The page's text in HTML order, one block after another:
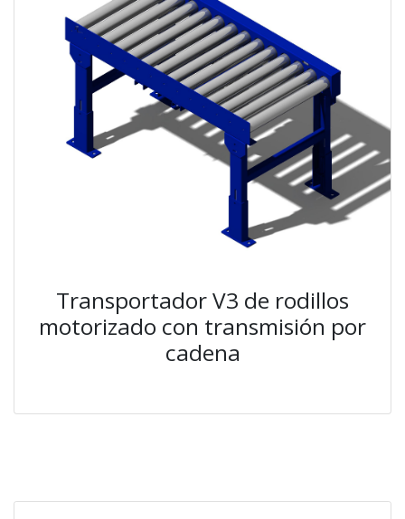
Transportador V3 de rodillos
motorizado con transmisión por
cadena